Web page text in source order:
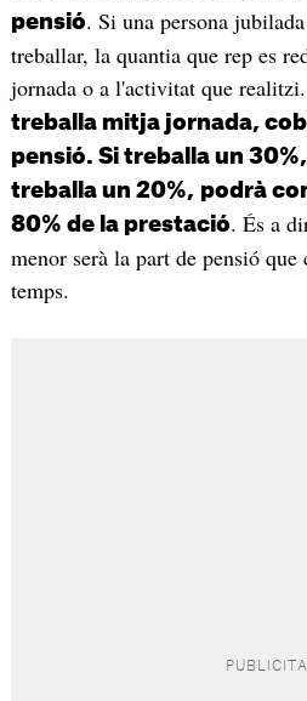
pensió. Si una persona
treballar, la quantia que rep es
jornada o a l'activitat que
treballa mitja jornada,
pensió. Si treballa un
treballa un 20%, podrà
80% de la prestació. És a
menor serà la part de pensió
temps.